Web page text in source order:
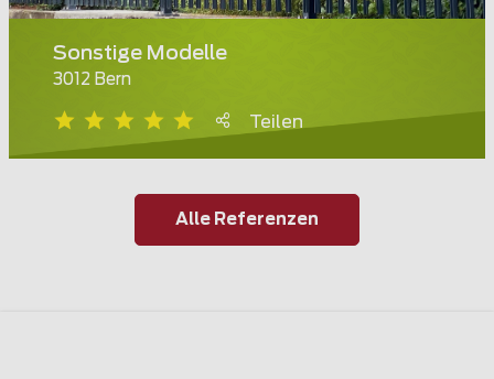
Sonstige Modelle
3012 Bern
Teilen
Alle Referenzen